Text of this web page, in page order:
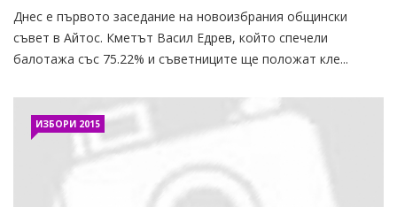
Днес е първото заседание на новоизбрания общински
съвет в Айтос. Кметът Васил Едрев, който спечели
балотажа със 75.22% и съветниците ще положат кле...
ИЗБОРИ 2015